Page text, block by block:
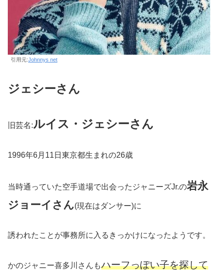
引用元:Johnnys net
ジェシーさん
旧芸名:ルイス・ジェシーさん
1996年6月11日東京都生まれの26歳
当時通っていた空手道場で出会ったジャニーズJr.の岩永
ジョーイさん(現在はダンサー)に
誘われたことが事務所に入るきっかけになったようです。
かのジャニー喜多川さんもハーフっぽい子を探して